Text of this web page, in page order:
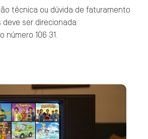
técnica ou dúvida de faturamento
ser direcionada
número 106 31.